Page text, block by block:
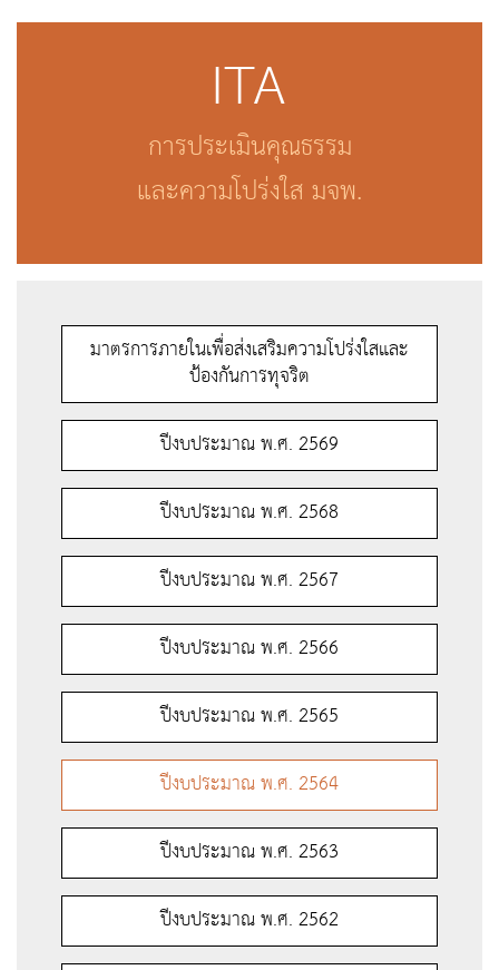
ITA
การประเมินคุณธรรม
และความโปร่งใส มจพ.
มาตรการภายในเพื่อส่งเสริมความโปร่งใสและ
ป้องกันการทุจริต
ปีงบประมาณ พ.ศ. 2569
ปีงบประมาณ พ.ศ. 2568
ปีงบประมาณ พ.ศ. 2567
ปีงบประมาณ พ.ศ. 2566
ปีงบประมาณ พ.ศ. 2565
ปีงบประมาณ พ.ศ. 2564
ปีงบประมาณ พ.ศ. 2563
ปีงบประมาณ พ.ศ. 2562